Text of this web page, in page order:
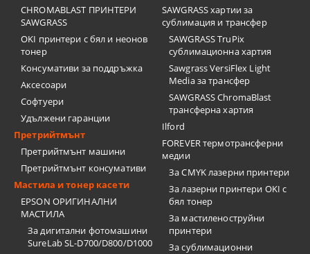
CHROMABLAST ПРИНТЕРИ
SAWGRASS
OKI принтери с бял и неонов
тонер
Консумативи за поддръжка
Аксесоари
Софтуери
Удължени гаранции
Претрийтмънт
Претрийтмънт машини
Претрийтмънт консумативи
Мастила и тонер касети
EPSON ОРИГИНАЛНИ
МАСТИЛА
За дигитални фотомашини
SureLab SL-D700/D800/D1000
SAWGRASS хартии за
сублимация и трансфер
SAWGRASS TruPix
сублимационна хартия
Sawgrass VersiFlex Light
Media за трансфер
SAWGRASS ChromaBlast
трансферна хартия
Ilford
FOREVER термотрансферни
медии
За CMYK лазерни принтери
За лазерни принтери OKI с
бял тонер
За мастиленоструйни
принтери
За сублимационни